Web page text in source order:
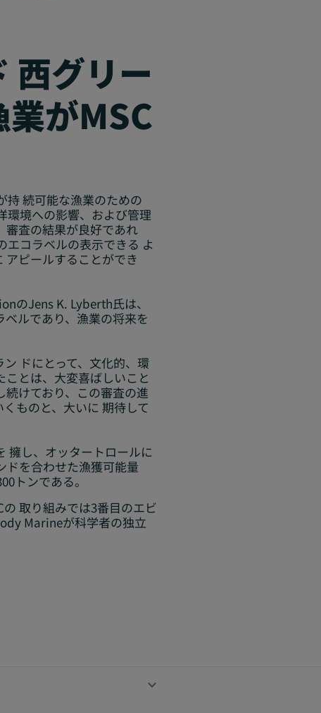
西グリー
がMSC
続可能な漁業のための
環境への影響、および管理
審査の結果が良好であれ
エコラベルの表示できる よ
アピールすることができ
のJens K. Lyberth氏は、
ベルであり、漁業の将来を
ドにとって、文化的、環
とは、大変喜ばしいこと
けており、この審査の進
ものと、大いに 期待して
擁し、オッタートロールに
ドを合わせた漁獲可能量
トンである。
取り組みでは3番目のエビ
Marineが科学者の独立